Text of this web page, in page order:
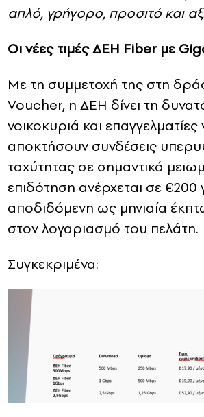
απλό, γρήγορο, προσιτό και
Οι νέες τιμές ΔΕΗ Fiber με
Με τη συμμετοχή της στη
Voucher, η ΔΕΗ δίνει τη
νοικοκυριά και επαγγελματίες
αποκτήσουν συνδέσεις
ταχύτητας σε σημαντικά
επιδότηση ανέρχεται σε €200
αποδιδόμενη ως μηνιαία
στον λογαριασμό του πελάτη.
Συγκεκριμένα: